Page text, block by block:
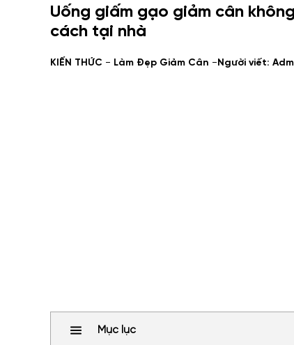
Uống giấm gạo giảm cân
cách tại nhà
KIẾN THỨC - Làm Đẹp Giảm Cân -Người viết:
Mục lục